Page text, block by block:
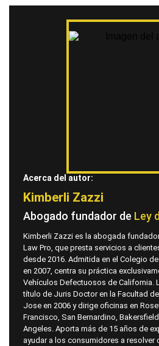
Acerca del autor:
Kimberli Zazzi
Abogado fundador de Ley
Kimberli Zazzi es la abogada
Law Pro, que presta servicios a
desde 2016. Admitida en el Colegio
en 2007, centra su práctica
Vehículos Defectuosos de California.
título de Juris Doctor en la Facultad
Jose en 2006 y dirige oficinas en
Francisco, San Bernardino,
Angeles. Aporta más de 15 años de
ayudar a los consumidores a resolver